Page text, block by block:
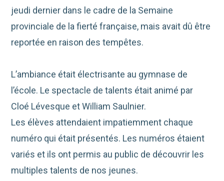
jeudi dernier dans le cadre de la Semaine
provinciale de la fierté française, mais avait dû être
reportée en raison des tempêtes.
L’ambiance était électrisante au gymnase de
l’école. Le spectacle de talents était animé par
Cloé Lévesque et William Saulnier.
Les élèves attendaient impatiemment chaque
numéro qui était présentés. Les numéros étaient
variés et ils ont permis au public de découvrir les
multiples talents de nos jeunes.